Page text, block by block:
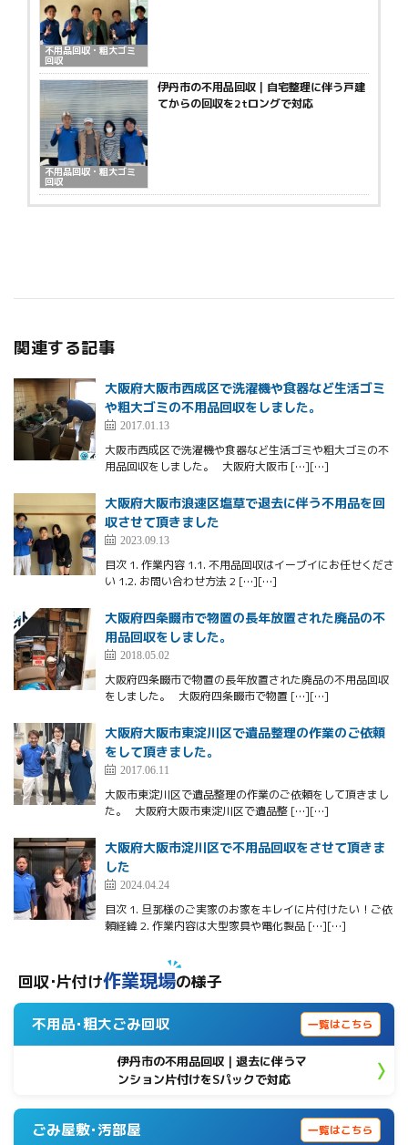
不用品回収・粗大ゴミ
回収
不用品回収・粗大ゴミ
回収
伊丹市の不用品回収｜自宅整理に伴う戸建
てからの回収を2tロングで対応
関連する記事
大阪府大阪市西成区で洗濯機や食器など生活ゴミ
や粗大ゴミの不用品回収をしました。
2017.01.13
大阪市西成区で洗濯機や食器など生活ゴミや粗大ゴミの不
用品回収をしました。 大阪府大阪市 […][…]
大阪府大阪市浪速区塩草で退去に伴う不用品を回
収させて頂きました
2023.09.13
目次 1. 作業内容 1.1. 不用品回収はイーブイにお任せくださ
い 1.2. お問い合わせ方法 2 […][…]
大阪府四条畷市で物置の長年放置された廃品の不
用品回収をしました。
2018.05.02
大阪府四条畷市で物置の長年放置された廃品の不用品回収
をしました。 大阪府四条畷市で物置 […][…]
大阪府大阪市東淀川区で遺品整理の作業のご依頼
をして頂きました。
2017.06.11
大阪市東淀川区で遺品整理の作業のご依頼をして頂きまし
た。 大阪府大阪市東淀川区で遺品整 […][…]
大阪府大阪市淀川区で不用品回収をさせて頂きま
した
2024.04.24
目次 1. 旦那様のご実家のお家をキレイに片付けたい！ご依
頼経緯 2. 作業内容は大型家具や電化製品 […][…]
回収･片付け作業現場の様子
不用品･粗大ごみ回収 一覧はこちら
伊丹市の不用品回収｜退去に伴うマ
ンション片付けをSパックで対応
ごみ屋敷･汚部屋 一覧はこちら